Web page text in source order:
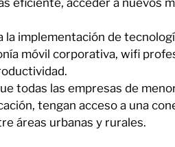
eficiente, acceder a nuevos
la implementación de
móvil corporativa, wifi
todas las empresas de
tengan acceso a una
áreas urbanas y rurales.